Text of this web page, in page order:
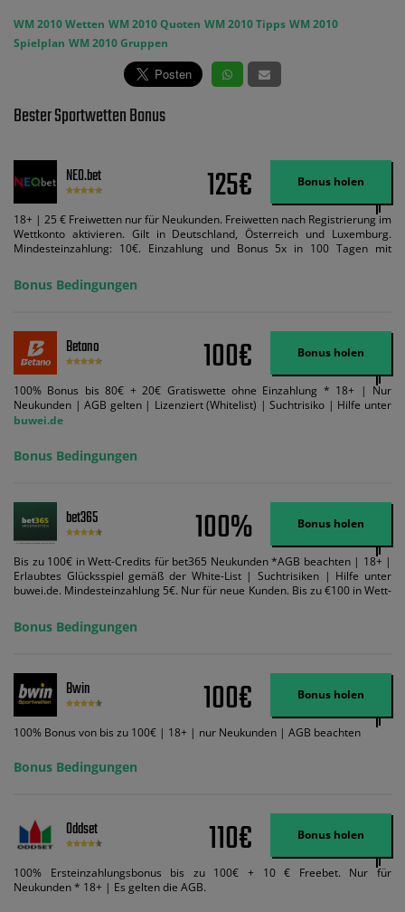
WM 2010 Wetten WM 2010 Quoten WM 2010 Tipps WM 2010
Spielplan WM 2010 Gruppen
Bester Sportwetten Bonus
NEO.bet 125€ Bonus holen
18+ | 25 € Freiwetten nur für Neukunden. Freiwetten nach Registrierung im
Wettkonto aktivieren. Gilt in Deutschland, Österreich und Luxemburg.
Mindesteinzahlung: 10€. Einzahlung und Bonus 5x in 100 Tagen mit
Bedingungen können geändert werden. AGB gelten. Lizenziert; Hilfe bei
Suchtrisiken: buwei.de.
Bonus Bedingungen
Betano 100€ Bonus holen
100% Bonus bis 80€ + 20€ Gratiswette ohne Einzahlung * 18+ | Nur
Neukunden | AGB gelten | Lizenziert (Whitelist) | Suchtrisiko | Hilfe unter
buwei.de
Bonus Bedingungen
bet365 100% Bonus holen
Bis zu 100€ in Wett-Credits für bet365 Neukunden *AGB beachten | 18+ |
Erlaubtes Glücksspiel gemäß der White-List | Suchtrisiken | Hilfe unter
buwei.de. Mindesteinzahlung 5€. Nur für neue Kunden. Bis zu €100 in Wett-
ein und wir geben Ihnen die entsprechende qualifizierende Einzahlung in
Wett-Credits, wenn Sie qualifizierende Wetten im gleichen Wert platzieren
Wett-Credits aus. Es gelten die AGB, Zeitlimits und Ausnahmen. Der Bonus-
Code VIPANGEBOT kann während der Anmeldung benutzt werden, jedoch
ändert dies den Angebotsbetrag in keinster Weise.
Bonus Bedingungen
Bwin 100€ Bonus holen
100% Bonus von bis zu 100€ | 18+ | nur Neukunden | AGB beachten
Bonus Bedingungen
Oddset 110€ Bonus holen
100% Ersteinzahlungsbonus bis zu 100€ + 10 € Freebet. Nur für
Neukunden * 18+ | Es gelten die AGB.